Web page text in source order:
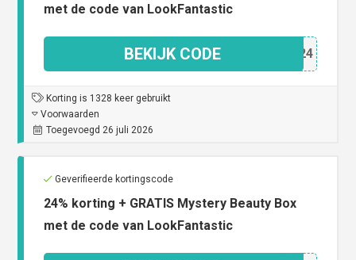
met de code van LookFantastic
ELA24
BEKIJK CODE
Korting is 1328 keer gebruikt
Voorwaarden
Toegevoegd 26 juli 2026
Geverifieerde kortingscode
24% korting + GRATIS Mystery Beauty Box
met de code van LookFantastic